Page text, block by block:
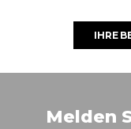
IHRE
Melden